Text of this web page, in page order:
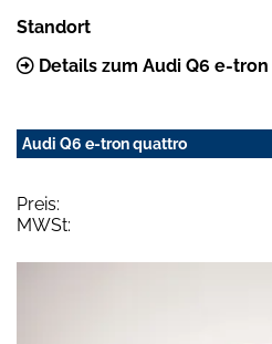
Standort
Details zum Audi Q6 e-
Audi Q6 e-tron quattro
Preis:
MWSt: